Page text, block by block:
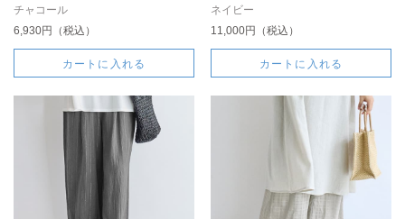
チャコール
6,930円（税込）
カートに入れる
ネイビー
11,000円（税込）
カートに入れる